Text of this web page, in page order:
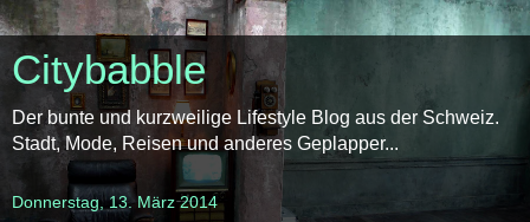
Citybabble
Der bunte und kurzweilige Lifestyle Blog aus der Schweiz.
Stadt, Mode, Reisen und anderes Geplapper...
Donnerstag, 13. März 2014